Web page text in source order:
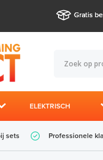
Gratis
ELEKTRISCH
sets Professionele